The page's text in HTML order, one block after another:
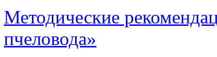
Методические
пчеловода»